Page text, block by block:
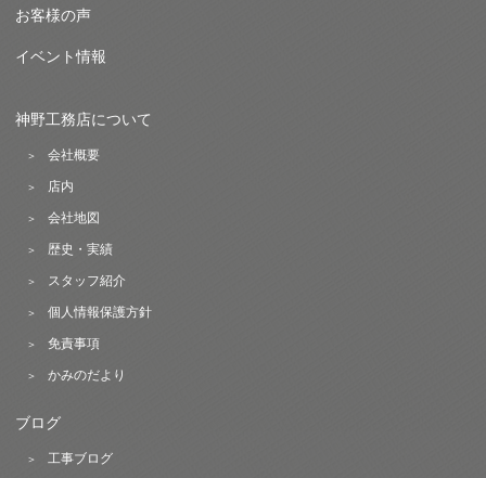
お客様の声
イベント情報
神野工務店について
会社概要
店内
会社地図
歴史・実績
スタッフ紹介
個人情報保護方針
免責事項
かみのだより
ブログ
工事ブログ